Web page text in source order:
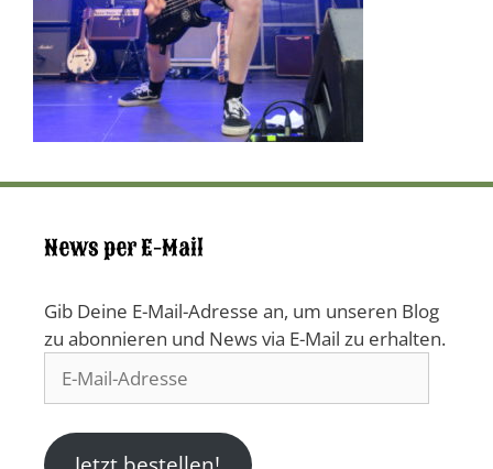
News per E-Mail
Gib Deine E-Mail-Adresse an, um unseren Blog
zu abonnieren und News via E-Mail zu erhalten.
Mail-